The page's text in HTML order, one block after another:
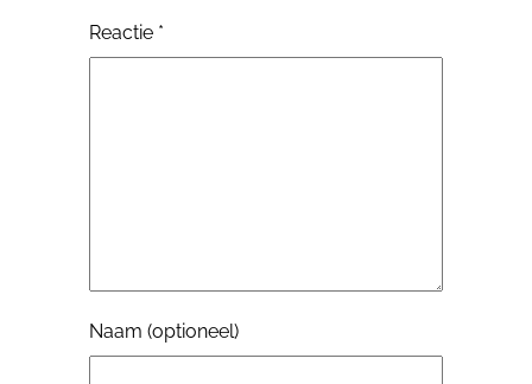
Reactie *
Naam (optioneel)